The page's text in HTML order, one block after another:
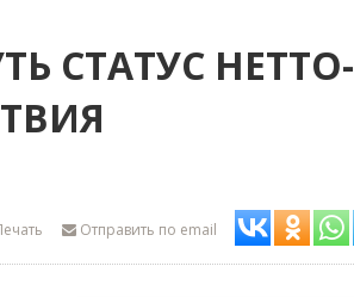
СТАТУС НЕТТО-
Отправить по email